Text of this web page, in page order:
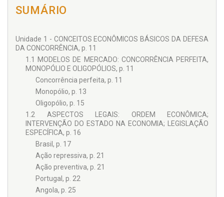
SUMÁRIO
Unidade 1 - CONCEITOS ECONÔMICOS BÁSICOS DA DEFESA
DA CONCORRÊNCIA, p. 11
1.1 MODELOS DE MERCADO: CONCORRÊNCIA PERFEITA,
MONOPÓLIO E OLIGOPÓLIOS, p. 11
Concorrência perfeita, p. 11
Monopólio, p. 13
Oligopólio, p. 15
1.2 ASPECTOS LEGAIS: ORDEM ECONÔMICA;
INTERVENÇÃO DO ESTADO NA ECONOMIA; LEGISLAÇÃO
ESPECÍFICA, p. 16
Brasil, p. 17
Ação repressiva, p. 21
Ação preventiva, p. 21
Portugal, p. 22
Angola, p. 25